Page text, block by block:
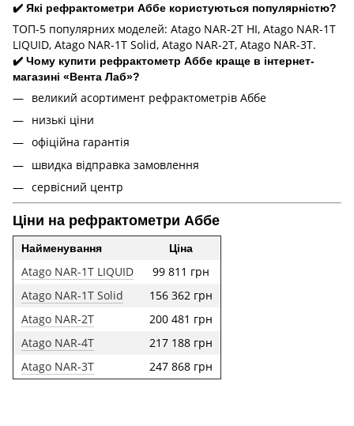
✔️ Які рефрактометри Аббе користуються популярністю?
ТОП-5 популярних моделей: Atago NAR-2T HI, Atago NAR-1T
LIQUID, Atago NAR-1T Solid, Atago NAR-2T, Atago NAR-3T.
✔️ Чому купити рефрактометр Аббе краще в інтернет-
магазині «Вента Лаб»?
великий асортимент рефрактометрів Аббе
низькі ціни
офіційна гарантія
швидка відправка замовлення
сервісний центр
Ціни на рефрактометри Аббе
Найменування Ціна
Atago NAR-1T LIQUID
99 811 грн
Atago NAR-1T Solid
156 362 грн
Atago NAR-2T
200 481 грн
Atago NAR-4T
217 188 грн
Atago NAR-3T
247 868 грн